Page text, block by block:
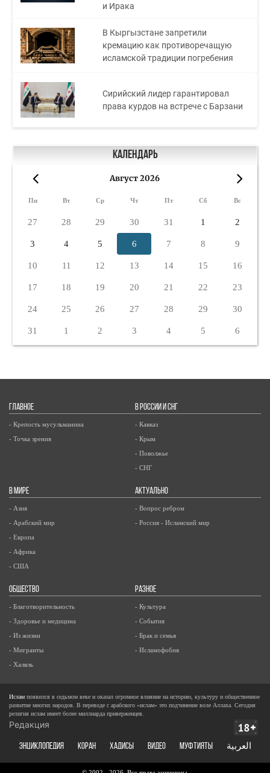
и Ирака
В Кыргызстане запретили
кремацию как противоречащую
исламской традиции погребения
Сирийский лидер гарантировал
права курдов на встрече с Барзани
Календарь
Август 2026
Пн Вт Ср Чт Пт Сб Вс
27 28 29 30 31 1 2
3 4 5 6 7 8 9
10 11 12 13 14 15 16
17 18 19 20 21 22 23
24 25 26 27 28 29 30
31 1 2 3 4 5 6
ГЛАВНОЕ
- Крепость мусульманина
- Точка зрения
В РОССИИ И СНГ
- Кавказ
- Крым
- Поволжье
- СНГ
В МИРЕ
- Азия
- Арабский мир
- Европа
- Африка
- США
АКТУАЛЬНО
- Вопрос ребром
- Россия - Исламский мир
ОБЩЕСТВО
- Благотворительность
- Здоровье и медицина
- Из жизни
- Мигранты
- Халяль
РАЗНОЕ
- Культура
- События
- Брак и семья
- Исламофобия
Ислам появился в седьмом веке и оказал огромное влияние на историю, культуру и общественное
развитие многих народов. В переводе с арабского «ислам» это подчинение воле Аллаха. Сегодня
религия ислам имеет более миллиарда приверженцев.
Редакция
ЭНЦИКЛОПЕДИЯ КОРАН ХАДИСЫ ВИДЕО Муфтияты العربية